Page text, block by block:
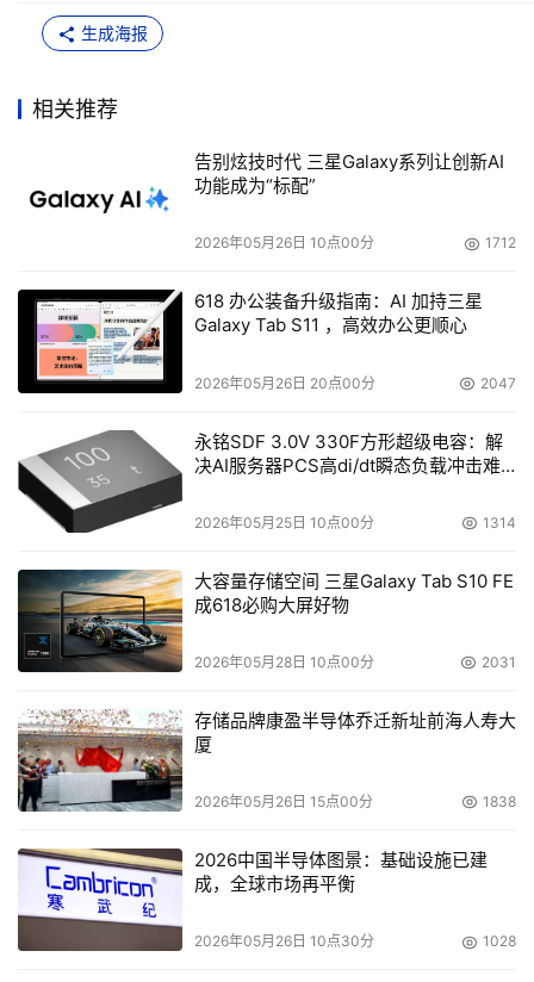
（Storage Networking Industry Association ，SNIA）共
享存储模型（Shared Storage Model，SSM）和桌面管理
共信息模型（Common Information Model，CIM）等业
界公认标准，并吸收了新出现的存储管理接口规范
（Storage Management Interface Specification，
SMIS），具备了真正的整体平台开放性。
管理、数据保护、高可用性、虚拟存储等多种解决方案，并
利用先天的技术优势将硬件层、软件层、服务层进行无缝集
成，使用户通过统一的平台、简单的操作便能够完成对存储
他厂商设备，在分布式环境中管理磁带和磁盘、直接连接存
储和网络连接存储。其中央管理控制台可以使企业的系统管
理员在实现资源和成本极优化的同时有效地监控存储和存储
服务的可用性、性能、应用、成本和增长。此外，HP
OpenView Storage Area Manager 还可使系统管理员自定
义、监控和测量存储服务级别，进而保证企业用户系统的服
务质量并提高存储系统投资的价值。
架构立体化管理模式，使服务器机群、网络系统、存储系统
三方能够进行动态的交互协作，将存储设备和系统管理从专
用的、直接连接状态转移到一个连网的（或对等的）环境
的存储资源共享。同时，将运行在不同的平台上和驻留在分
散地理位置上的网络连接存储 (NAS) 和存储区域网络
(SAN)都统一到了同一个管理平台下，完全集成和兼容整个
生成海报
相关推荐
告别炫技时代 三星Galaxy系列让创新AI
功能成为“标配”
2026年05月26日 10点00分 1712
618 办公装备升级指南：AI 加持三星
Galaxy Tab S11 ，高效办公更顺心
2026年05月26日 20点00分 2047
永铭SDF 3.0V 330F方形超级电容：解
决AI服务器PCS高di/dt瞬态负载冲击难
2026年05月25日 10点00分 1314
大容量存储空间 三星Galaxy Tab S10 FE
成618必购大屏好物
2026年05月28日 10点00分 2031
存储品牌康盈半导体乔迁新址前海人寿大
厦
2026年05月26日 15点00分 1838
2026中国半导体图景：基础设施已建
成，全球市场再平衡
2026年05月26日 10点30分 1028